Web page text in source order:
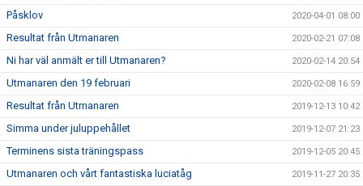
Påsklov 2020-04-01 08:00
Resultat från Utmanaren 2020-02-21 07:08
Ni har väl anmält er till Utmanaren? 2020-02-14 20:54
Utmanaren den 19 februari 2020-02-08 16:59
Resultat från Utmanaren 2019-12-13 10:42
Simma under juluppehållet 2019-12-07 21:23
Terminens sista träningspass 2019-12-05 20:45
Utmanaren och vårt fantastiska luciatåg 2019-11-27 20:35